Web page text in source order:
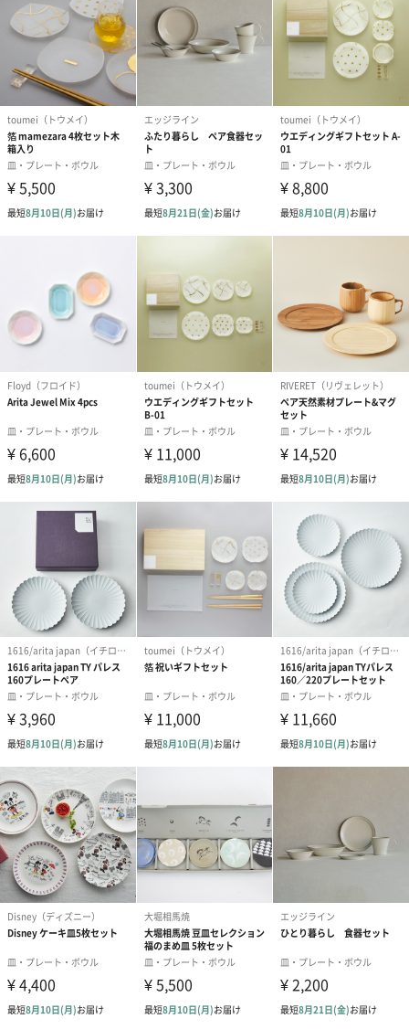
本体重量
320g
イズ
幅225mm×奥行220mm×高さ95mm
パッケージ全
体重量
1800g
パッケージ内
同梱物
しおり
パッケージ外
装
直方体化粧箱
商品オプション情報
あり（110円）